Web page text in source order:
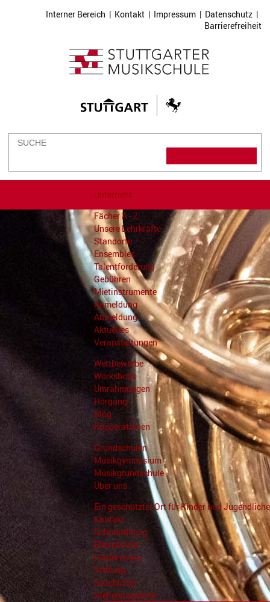
Interner Bereich | Kontakt | Impressum | Datenschutz |
Barrierefreiheit
Unterricht
Fächer A - Z
Unsere Lehrkräfte
Standorte
Ensembles
Talentförderung
Gebühren
Mietinstrumente
Anmeldung
Abmeldung
Aktuelles
Veranstaltungen
Wettbewerbe
Workshops
Umrahmungen
Hörgang
Blog
Kooperationen
Grundschulen
Musikgymnasium
Musikgrundschule
Über uns
Ein geschützter Ort für Kinder und Jugendliche
Kontakt
Schulordnung
Elternbeirat
Förderverein
Stiftung
Geschichte
Stellenangebote